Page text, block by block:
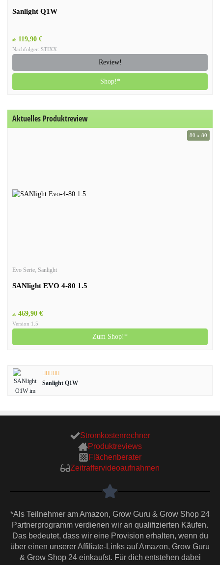
Sanlight Q1W
ab 119,90 €
Nachfolger: STIXX
Review!
Shop!*
Aktuelles Produktreview
80 x 80
Evo Serie, Sanlight
SANlight EVO 4-80 1.5
ab 469,90 €
Version 1.5
Zum Shop!*
Sanlight Q1W
Stromkostenrechner
Produktreviews
Flächenberater
Zeitraffervideoaufnahmen
*Als Teilnehmer am Amazon, Grow Guru & Grow Shop 24
Partnerprogramm verdienen wir an qualifizierten Käufen.
Das bedeutet, dass wir eine Provision erhalten, wenn du
über einen unserer Affiliate-Links auf Amazon, Grow Guru
& Grow Shop 24 einkaufst. Für dich entstehen dabei